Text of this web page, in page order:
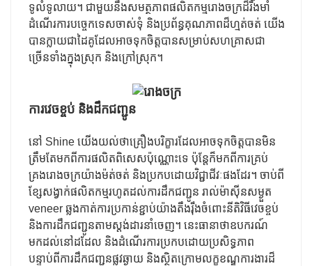
ទូលំទូលាយ។ ជាមួយនឹងសមត្ថភាពផលិតកម្មរោងចក្រដ៏រឹងមាំ
ដំណើរការបច្ចេកទេសចាស់ទុំ និងប្រព័ន្ធគុណភាពដ៏ហ្មត់ចត់ យើង
បានក្លាយជាដៃគូដែលអាចទុកចិត្តបានសម្រាប់សហគ្រាសជា
ច្រើនទាំងក្នុងស្រុក និងក្រៅស្រុក។
ការវេចខ្ចប់ និងដឹកជញ្ជូន
នៅ Shine យើងយល់ថាគ្រឿងបរិក្ខារដែលអាចទុកចិត្តបានមិន
ត្រឹមតែមកពីការផលិតពិសេសប៉ុណ្ណោះទេ ប៉ុន្តែក៏មកពីការគ្រប់
គ្រងរោងចក្រយ៉ាងម៉ត់ចត់ និងប្រកបដោយវិជ្ជាជីវៈផងដែរ។ ចាប់ពី
ខ្សែសង្វាក់ផលិតកម្មរហូតដល់ការដឹកជញ្ជូន រាល់ម៉ាស៊ីនសម្ងួត
veneer ឆ្លងកាត់ការប្រកាន់ខ្ជាប់យ៉ាងតឹងរ៉ឹងចំពោះនីតិវិធីវេចខ្ចប់
និងការដឹកជញ្ជូនតាមស្តង់ដារនាំចេញ។ នេះធានាថាឧបករណ៍
មកដល់នៅដដែល និងដំណើរការប្រកបដោយប្រសិទ្ធភាព
បន្ទាប់ពីការដឹកជញ្ជូនផ្លូវឆ្ងាយ និងស្ថិតក្រោមលក្ខខណ្ឌការងារដ៏